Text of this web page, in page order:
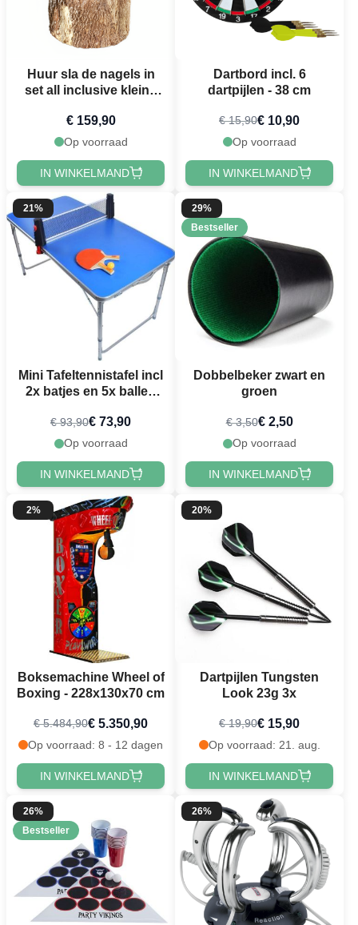
Huur sla de nagels in
set all inclusive kleine
€ 159,90
Op voorraad
IN WINKELMAND
Dartbord incl. 6
dartpijlen - 38 cm
€ 15,90€ 10,90
Op voorraad
IN WINKELMAND
21%
Mini Tafeltennistafel incl
2x batjes en 5x ballen
€ 93,90€ 73,90
Op voorraad
IN WINKELMAND
29%
Bestseller
Dobbelbeker zwart en
groen
€ 3,50€ 2,50
Op voorraad
IN WINKELMAND
2%
Boksemachine Wheel of
Boxing - 228x130x70 cm
€ 5.484,90€ 5.350,90
Op voorraad: 8 - 12 dagen
IN WINKELMAND
20%
Dartpijlen Tungsten
Look 23g 3x
€ 19,90€ 15,90
Op voorraad: 21. aug.
IN WINKELMAND
26%
Bestseller
26%